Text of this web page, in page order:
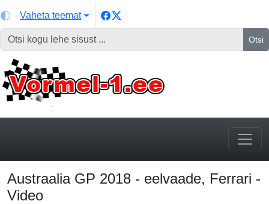
Vaheta teemat
Otsi
Austraalia GP 2018 - eelvaade, Ferrari -
Video